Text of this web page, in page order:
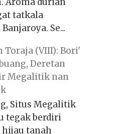
tatkala
Se...
Toraja (VIII): Bori'
Deretan
Megalitik nan
Situs Megalitik
tegak berdiri
hijau tanah